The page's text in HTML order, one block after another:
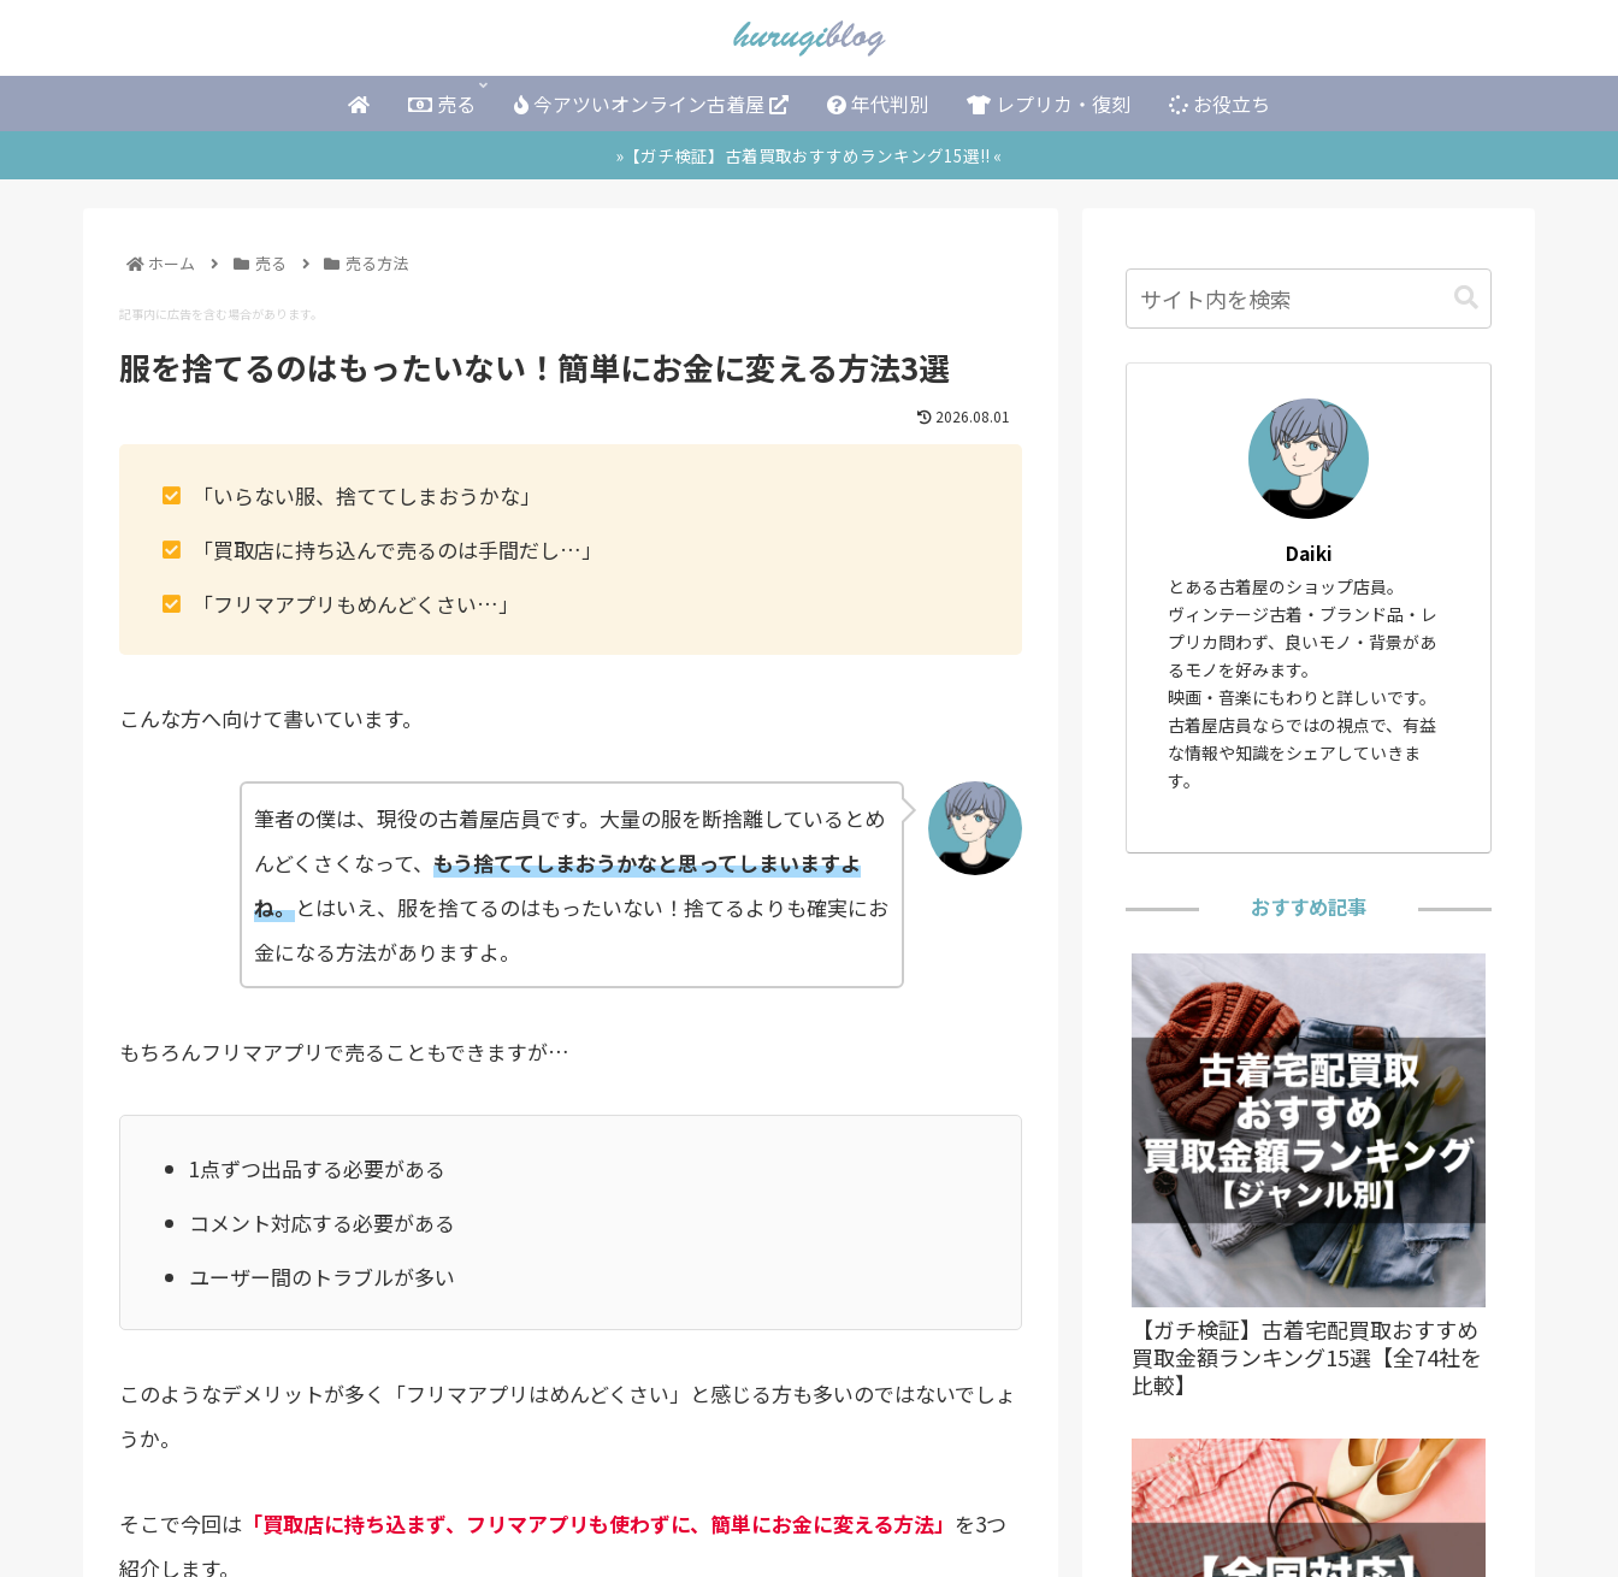
売る 今アツいオンライン古着屋 年代判別 レプリカ・復刻 お役立ち
»【ガチ検証】古着買取おすすめランキング15選!! «
ホーム 売る 売る方法
記事内に広告を含む場合があります。
服を捨てるのはもったいない！簡単にお金に変える方法3選
2026.08.01
「いらない服、捨ててしまおうかな」
「買取店に持ち込んで売るのは手間だし…」
「フリマアプリもめんどくさい…」
こんな方へ向けて書いています。
筆者の僕は、現役の古着屋店員です。大量の服を断捨離しているとめ
んどくさくなって、 もう捨ててしまおうかなと思ってしまいますよ
ね。とはいえ、服を捨てるのはもったいない！捨てるよりも確実にお
金になる方法がありますよ。
もちろんフリマアプリで売ることもできますが…
1点ずつ出品する必要がある
コメント対応する必要がある
ユーザー間のトラブルが多い
このようなデメリットが多く「フリマアプリはめんどくさい」と感じる方も多いのではないでしょ
うか。
そこで今回は 「買取店に持ち込まず、フリマアプリも使わずに、簡単にお金に変える方法」 を3つ
紹介します。
Daiki
とある古着屋のショップ店員。
ヴィンテージ古着・ブランド品・レ
プリカ問わず、良いモノ・背景があ
るモノを好みます。
映画・音楽にもわりと詳しいです。
古着屋店員ならではの視点で、有益
な情報や知識をシェアしていきま
す。
おすすめ記事
【ガチ検証】古着宅配買取おすすめ
買取金額ランキング15選【全74社を
比較】